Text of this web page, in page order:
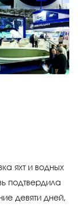
яхт и водных
подтвердила
девяти дней,